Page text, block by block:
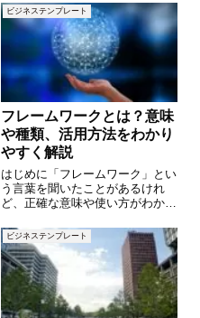
ぐに費用化されるのではなく、減
価償却によって複数年に分けて費
用計上されます。本記事では、固
定資産の購入から仕訳処理、減価
ビジネステンプレート
フレームワークとは？意味
や種類、活用方法をわかり
やすく解説
はじめに「フレームワーク」とい
う言葉を聞いたことがあるけれ
ど、正確な意味や使い方がわから
しょうか。ビジネスやプログラミ
ング、マーケティングなど、さま
ざまな分野で使われるフレームワ
ークですが、その目的や活用方法
を
ビジネステンプレート